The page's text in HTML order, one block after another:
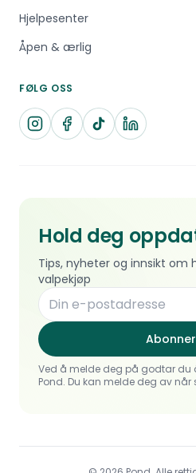
Hjelpesenter
Åpen & ærlig
FØLG OSS
Hold deg
Tips, nyheter og innsikt om
valpekjøp
Abonner
Ved å melde deg på godtar du
Pond. Du kan melde deg av når